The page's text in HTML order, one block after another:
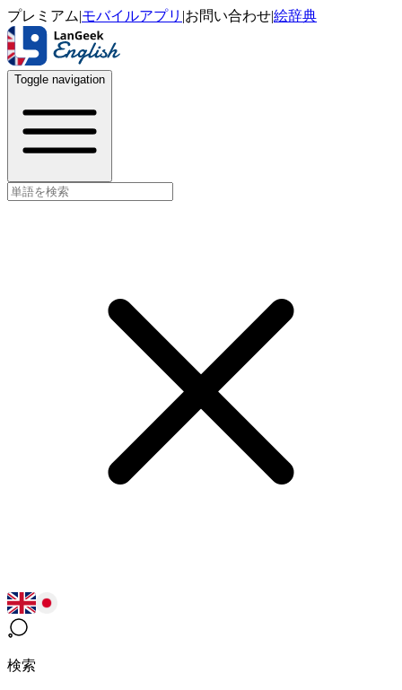
プレミアム|モバイルアプリ |お問い合わせ|絵辞典
Toggle navigation
検索